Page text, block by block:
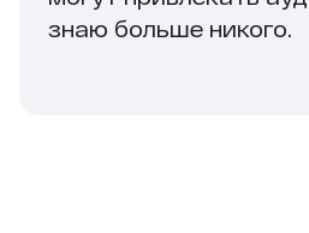
знаю больше никого.